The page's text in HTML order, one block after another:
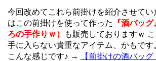
今回改めてこれら前掛けを紹介させてい
はこの前掛けを使って作った
『酒バッ
ろの手作りｗ）
も販売しておりますｗ
手に入らない貴重なアイテム、かもです
こんな感じです♪ →
【前掛けの酒バッ